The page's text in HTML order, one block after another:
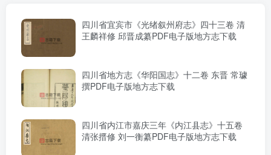
四川省宜宾市《光绪叙州府志》四十三卷 清
王麟祥修 邱晋成纂PDF电子版地方志下载
四川省地方志《华阳国志》十二卷 东晋 常璩
撰PDF电子版地方志下载
四川省内江市嘉庆三年《内江县志》十五卷
清张搢修 刘一衡纂PDF电子版地方志下载